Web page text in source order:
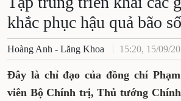
khắc phục hậu quả bão
Hoàng Anh - Lăng Khoa 15:20, 15/09/
Đây là chỉ đạo của đồng chí
viên Bộ Chính trị, Thủ tướng